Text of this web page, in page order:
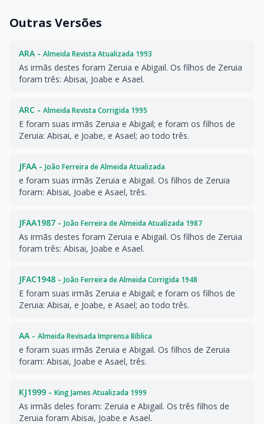
Outras Versões
ARA - Almeida Revista Atualizada 1993
As irmãs destes foram Zeruia e Abigail. Os filhos de Zeruia
foram três: Abisai, Joabe e Asael.
ARC - Almeida Revista Corrigida 1995
E foram suas irmãs Zeruia e Abigail; e foram os filhos de
Zeruia: Abisai, e Joabe, e Asael; ao todo três.
JFAA - João Ferreira de Almeida Atualizada
e foram suas irmãs Zeruia e Abigail. Os filhos de Zeruia
foram: Abisai, Joabe e Asael, três.
JFAA1987 - João Ferreira de Almeida Atualizada 1987
As irmãs destes foram Zeruia e Abigail. Os filhos de Zeruia
foram três: Abisai, Joabe e Asael.
JFAC1948 - João Ferreira de Almeida Corrigida 1948
E foram suas irmãs Zeruia e Abigail; e foram os filhos de
Zeruia: Abisai, e Joabe, e Asael; ao todo três.
AA - Almeida Revisada Imprensa Bíblica
e foram suas irmãs Zeruia e Abigail. Os filhos de Zeruia
foram: Abisai, Joabe e Asael, três.
KJ1999 - King James Atualizada 1999
As irmãs deles foram: Zeruia e Abigail. Os três filhos de
Zeruia foram Abisai, Joabe e Asael.